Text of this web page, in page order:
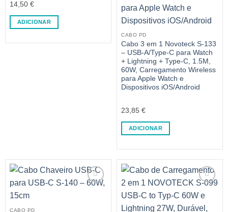
14,50 €
ADICIONAR
CABO PD
Cabo 3 em 1 Novoteck S-133
– USB-A/Type-C para Watch
+ Lightning + Type-C, 1.5M,
60W, Carregamento Wireless
para Apple Watch e
Dispositivos iOS/Android
23,85 €
ADICIONAR
CABO PD